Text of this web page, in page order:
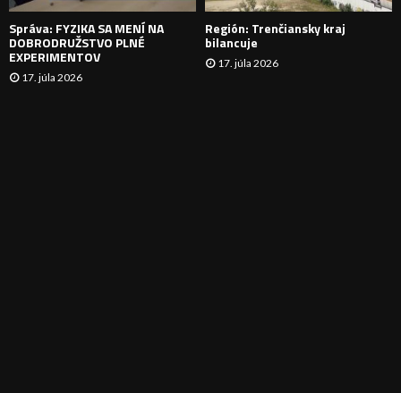
E
Správa: FYZIKA SA MENÍ NA
DOBRODRUŽSTVO PLNÉ
EXPERIMENTOV
17. júla 2026
Región: Trenčiansky kraj
bilancuje
17. júla 2026